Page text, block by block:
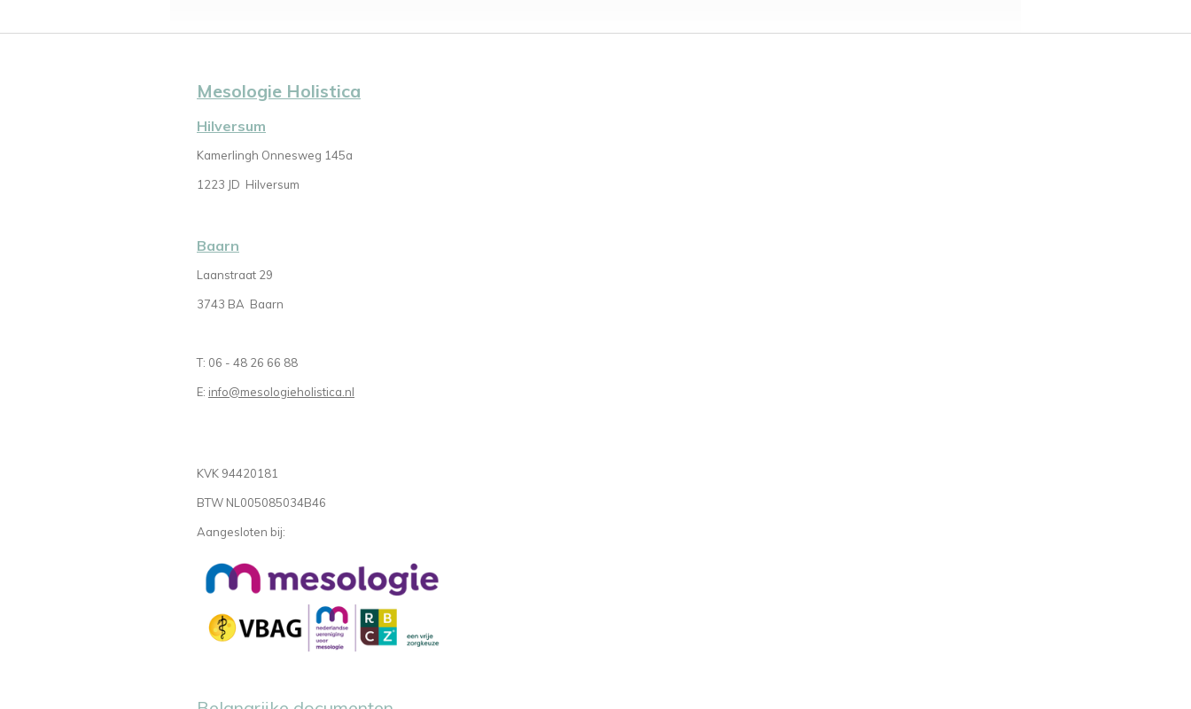
Mesologie Holistica
Hilversum
Kamerlingh Onnesweg 145a
1223 JD Hilversum
Baarn
Laanstraat 29
3743 BA Baarn
T: 06 - 48 26 66 88
E: info@mesologieholistica.nl
KVK 94420181
BTW NL005085034B46
Aangesloten bij: